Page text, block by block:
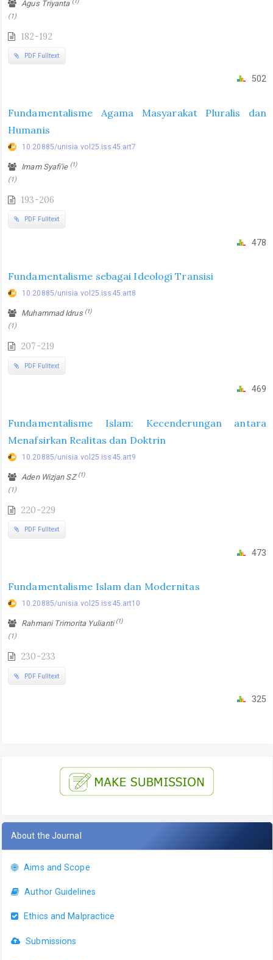
Agus Triyanta
(1)
182-192
PDF Fulltext
502
Fundamentalisme Agama Masyarakat Pluralis dan
Humanis
10.20885/unisia.vol25.iss45.art7
Imam Syafi'ie (1)
(1)
193-206
PDF Fulltext
478
Fundamentalisme sebagai Ideologi Transisi
10.20885/unisia.vol25.iss45.art8
Muhammad Idrus (1)
(1)
207-219
PDF Fulltext
469
Fundamentalisme Islam: Kecenderungan antara
Menafsirkan Realitas dan Doktrin
10.20885/unisia.vol25.iss45.art9
Aden Wizjan SZ (1)
(1)
220-229
PDF Fulltext
473
Fundamentalisme Islam dan Modernitas
10.20885/unisia.vol25.iss45.art10
Rahmani Trimorita Yulianti(1)
(1)
230-233
PDF Fulltext
325
About the Journal
Aims and Scope
Author Guidelines
Ethics and Malpractice
Submissions